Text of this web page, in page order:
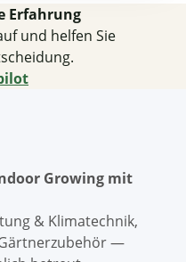
Erfahrung
und helfen Sie
Growing mit
& Klimatechnik,
—